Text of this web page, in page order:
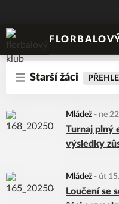
Starší žáci
Mládež - ne
Turnaj plný
výsledky
Mládež - út
Loučení se